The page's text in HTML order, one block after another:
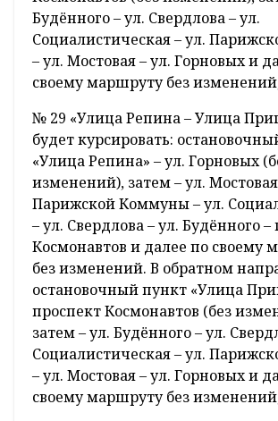
Будённого – ул. Свердлова – ул.
Социалистическая – ул.
– ул. Мостовая – ул. Горновых и
своему маршруту без
№ 29 «Улица Репина – Улица
будет курсировать:
«Улица Репина» – ул. Горновых
изменений), затем – ул. Мостовая
Парижской Коммуны – ул.
– ул. Свердлова – ул. Будённого –
Космонавтов и далее по своему
без изменений. В обратном
остановочный пункт «Улица
проспект Космонавтов (без
затем – ул. Будённого – ул.
Социалистическая – ул.
– ул. Мостовая – ул. Горновых и
своему маршруту без